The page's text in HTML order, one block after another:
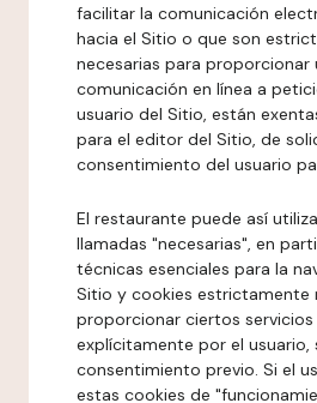
facilitar la comunicación
hacia el Sitio o que son
necesarias para proporcionar
comunicación en línea a
usuario del Sitio, están
para el editor del Sitio, de
consentimiento del usuario
El restaurante puede así
llamadas "necesarias", en
técnicas esenciales para la
Sitio y cookies estrictamente
proporcionar ciertos
explícitamente por el usuario,
consentimiento previo. Si el
estas cookies de